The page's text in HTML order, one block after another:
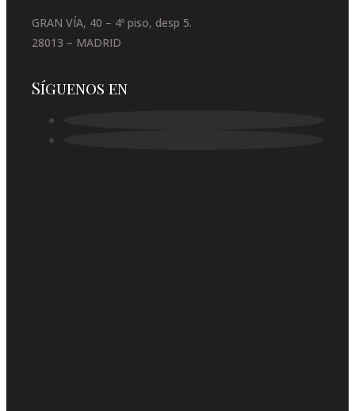
GRAN VÍA, 40 – 4º piso, desp 5.
28013 – MADRID
Síguenos en